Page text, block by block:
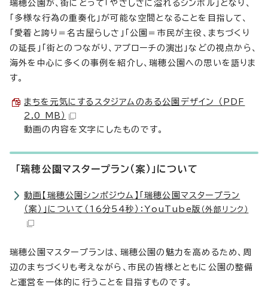
瑞穂公園が、街にとって「やさしさに溢れるシンボル」となり、
「多様な行為の重奏化」が可能な空間となることを目指して、
「愛着と誇り＝名古屋らしさ」「公園＝市民が主役、まちづくり
の延長」「街とのつながり、アプローチの演出」などの視点から、
海外を中心に多くの事例を紹介し、瑞穂公園への思いを語りま
す。
まちを元気にするスタジアムのある公園デザイン （PDF
2.0 MB）
動画の内容を文字にしたものです。
「瑞穂公園マスタープラン（案）」について
動画【瑞穂公園シンポジウム】「瑞穂公園マスタープラン
（案）」について（16分54秒）：YouTube版 （外部リンク）
瑞穂公園マスタープランは、瑞穂公園の魅力を高めるため、周
辺のまちづくりも考えながら、市民の皆様とともに公園の整備
と運営を一体的に行うことを目指すものです。